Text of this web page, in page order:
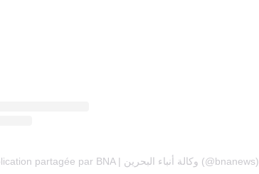
Une publication partagée par BNA | وكالة أنباء البحرين (@bnanews)